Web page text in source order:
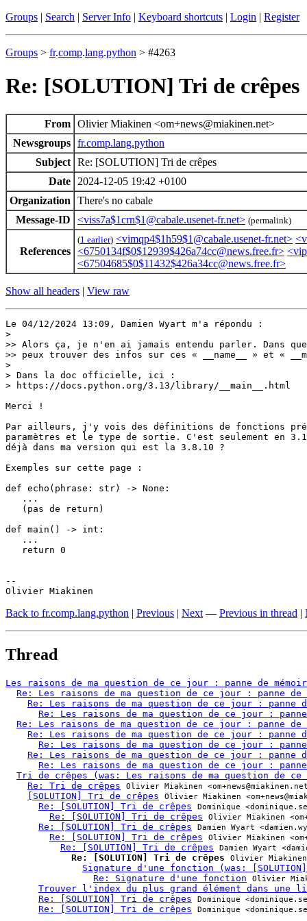
Groups | Search | Server Info | Keyboard shortcuts | Login | Register
Groups > fr.comp.lang.python > #4263
Re: [SOLUTION] Tri de crêpes
From Olivier Miakinen <om+news@miakinen.net>
Newsgroups fr.comp.lang.python
Subject Re: [SOLUTION] Tri de crêpes
Date
2024-12-05 19:42 +0100
Organization
There's no cabale
Message-ID
<viss7a$1crn$1@cabale.usenet-fr.net> (permalink)
References
(1 earlier) <vimqp4$1h59$1@cabale.usenet-fr.net>
<6750134f$0$12939$426a74cc@news.free.fr>
<67504685$0$11432$426a34cc@news.free.fr>
Show all headers | View raw
Le 04/12/2024 13:09, Damien Wyart m'a répondu :
>
>> Alors ça, je n'en ai jamais entendu parler. Dans
>> peux trouver des infos sur ces « __name__ » et «
>
> Dans la doc officielle, ici :
> https://docs.python.org/3.13/library/__main__.html
Merci !
Par ailleurs, j'y vois des définitions de fonctions
paramètres et le type de sortie. C'est seulement en
déjà dans ma version qui est la 3.8.10 ?
Exemples sur cette page :
def echo(phrase: str) -> None:
   ...
   (pas de return)
def main() -> int:
   ...
   return 0
--
Olivier Miakinen
Back to fr.comp.lang.python | Previous | Next — Previous in thread |
Thread
Les raisons de ma question de ce jour : panne de
Re: Les raisons de ma question de ce jour : panne
Re: Les raisons de ma question de ce jour :
Re: Les raisons de ma question de ce jour :
Re: Les raisons de ma question de ce jour : panne
Re: Les raisons de ma question de ce jour :
Re: Les raisons de ma question de ce jour :
Re: Les raisons de ma question de ce jour :
Re: Les raisons de ma question de ce jour :
Tri de crêpes (was: Les raisons de ma question de
Re: Tri de crêpes
Olivier Miakinen
[SOLUTION] Tri de crêpes Olivier Miakinen
Re: [SOLUTION] Tri de crêpes Dominique
Re: [SOLUTION] Tri de crêpes Olivier Miakinen
Re: [SOLUTION] Tri de crêpes Damien Wyart
Re: [SOLUTION] Tri de crêpes Olivier Miakinen
Re: [SOLUTION] Tri de crêpes Damien Wyart
Re: [SOLUTION] Tri de crêpes Olivier Miakinen
Signature d'une fonction (was:
Re: Signature d'une fonction
Olivier
Trouver l'index du plus grand élément dans une
Re: [SOLUTION] Tri de crêpes
Dominique
Re: [SOLUTION] Tri de crêpes Dominique